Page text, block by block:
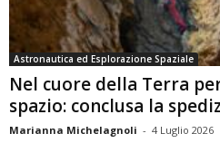
Astronautica ed Esplorazione Spaziale
Nel cuore della Terra
spazio: conclusa la
Marianna Michelagnoli - 4 Luglio 2026